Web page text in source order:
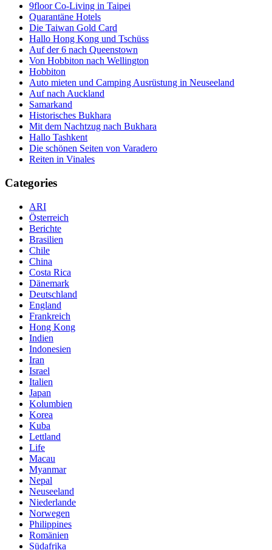
9floor Co-Living in Taipei
Quarantäne Hotels
Die Taiwan Gold Card
Hallo Hong Kong und Tschüss
Auf der 6 nach Queenstown
Von Hobbiton nach Wellington
Hobbiton
Auto mieten und Camping Ausrüstung in Neuseeland
Auf nach Auckland
Samarkand
Historisches Bukhara
Mit dem Nachtzug nach Bukhara
Hallo Tashkent
Die schönen Seiten von Varadero
Reiten in Vinales
Categories
ARI
Österreich
Berichte
Brasilien
Chile
China
Costa Rica
Dänemark
Deutschland
England
Frankreich
Hong Kong
Indien
Indonesien
Iran
Israel
Italien
Japan
Kolumbien
Korea
Kuba
Lettland
Life
Macau
Myanmar
Nepal
Neuseeland
Niederlande
Norwegen
Philippines
Romänien
Südafrika